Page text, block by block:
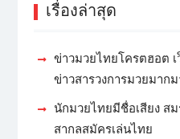
เรื่องล่าสุด
ข่าวมวยไทยโครตฮอต
ข่าวสารวงการมวยมากม
นักมวยไทยมีชื่อเสียง ส
สากลสมัครเล่นไทย